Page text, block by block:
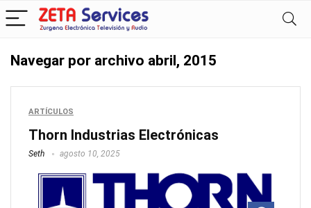
Navegar por archivo abril, 2015
ARTÍCULOS
Thorn Industrias Electrónicas
Seth agosto 10, 2025